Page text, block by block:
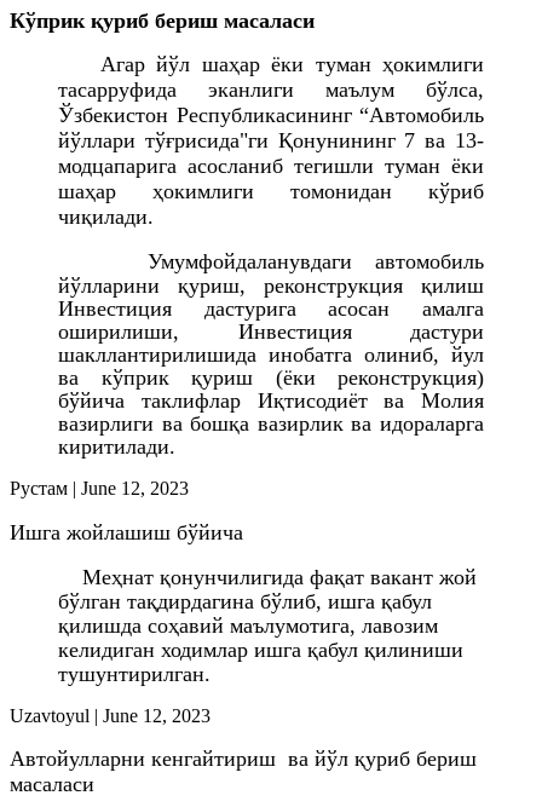
Кўприк қуриб бериш масаласи
Агар йўл шаҳар ёки туман ҳокимлиги
тасарруфида эканлиги маълум бўлса,
Ўзбекистон Республикасининг “Автомобиль
йўллари тўғрисида"ги Қонунининг 7 ва 13-
модцапарига асосланиб тегишли туман ёки
шаҳар ҳокимлиги томонидан кўриб
чиқилади.
Умумфойдаланувдаги автомобиль
йўлларини қуриш, реконструкция қилиш
Инвестиция дастурига асосан амалга
оширилиши, Инвестиция дастури
шакллантирилишида инобатга олиниб, йул
ва кўприк қуриш (ёки реконструкция)
бўйича таклифлар Иқтисодиётва Молия
вазирлиги ва бошқа вазирлик ва идораларга
киритилади.
Рустам | June 12, 2023
Ишга жойлашиш бўйича
Меҳнат қонунчилигида фақат вакант жой
бўлган тақдирдагина бўлиб, ишга қабул
қилишда соҳавий маълумотига, лавозим
келидиган ходимлар ишга қабул қилиниши
тушунтирилган.
Uzavtoyul | June 12, 2023
Автойулларни кенгайтириш ва йўл қуриб бериш
масаласи